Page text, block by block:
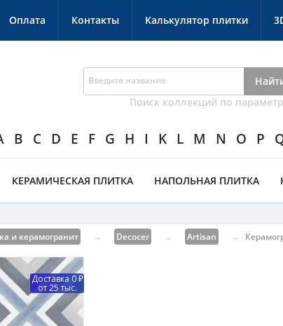
Оплата Контакты Калькулятор плитки
Поиск коллекций по
B C D E F G H I K L M N O P
КЕРАМИЧЕСКАЯ ПЛИТКА НАПОЛЬНАЯ ПЛИТКА
и керамогранит → Decocer → Artisan →
Доставка 0 ₽
от 25 тыс.